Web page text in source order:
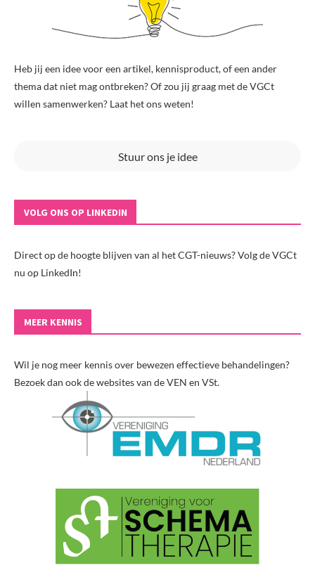
Heb jij een idee voor een artikel, kennisproduct, of een ander
thema dat niet mag ontbreken? Of zou jij graag met de VGCt
willen samenwerken? Laat het ons weten!
Stuur ons je idee
VOLG ONS OP LINKEDIN
Direct op de hoogte blijven van al het CGT-nieuws? Volg de VGCt
nu op LinkedIn!
MEER KENNIS
Wil je nog meer kennis over bewezen effectieve behandelingen?
Bezoek dan ook de websites van de VEN en VSt.